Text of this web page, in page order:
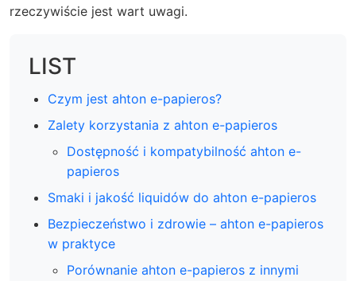
rzeczywiście jest wart uwagi.
LIST
Czym jest ahton e-papieros?
Zalety korzystania z ahton e-papieros
Dostępność i kompatybilność ahton e-
papieros
Smaki i jakość liquidów do ahton e-papieros
Bezpieczeństwo i zdrowie – ahton e-papieros
w praktyce
Porównanie ahton e-papieros z innymi